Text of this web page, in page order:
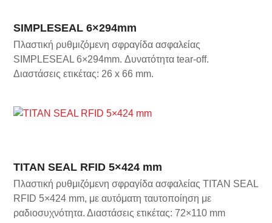
SIMPLESEAL 6×294mm
Πλαστική ρυθμιζόμενη σφραγίδα ασφαλείας
SIMPLESEAL 6×294mm. Δυνατότητα tear-off.
Διαστάσεις ετικέτας: 26 x 66 mm.
TITAN SEAL RFID 5×424 mm
Πλαστική ρυθμιζόμενη σφραγίδα ασφαλείας TITAN SEAL
RFID 5×424 mm, με αυτόματη ταυτοποίηση με
ραδιοσυχνότητα. Διαστάσεις ετικέτας: 72×110 mm